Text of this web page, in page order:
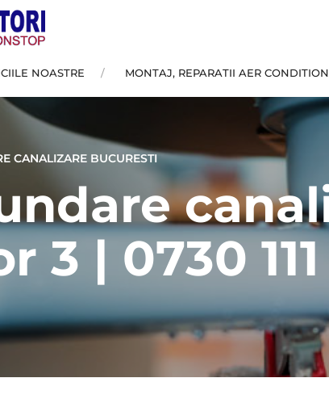
NOASTRE MONTAJ, REPARATII AER
CANALIZARE BUCURESTI
3 | 0730 111